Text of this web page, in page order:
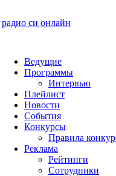
радио си онлайн
Ведущие
Программы
Интервью
Плейлист
Новости
События
Конкурсы
Правила
Реклама
Рейтинги
Сотрудники